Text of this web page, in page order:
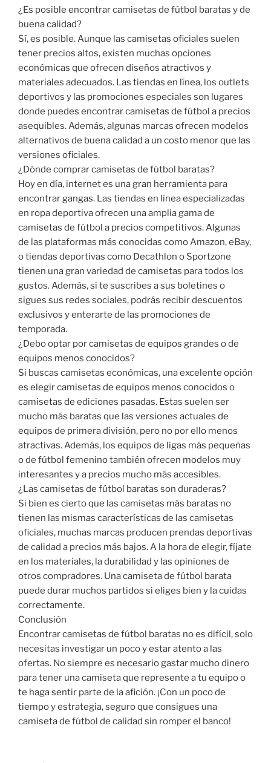
¿Es posible encontrar camisetas de fútbol baratas y de
buena calidad?
Sí, es posible. Aunque las camisetas oficiales suelen
tener precios altos, existen muchas opciones
económicas que ofrecen diseños atractivos y
materiales adecuados. Las tiendas en línea, los outlets
deportivos y las promociones especiales son lugares
donde puedes encontrar camisetas de fútbol a precios
asequibles. Además, algunas marcas ofrecen modelos
alternativos de buena calidad a un costo menor que las
versiones oficiales.
¿Dónde comprar camisetas de fútbol baratas?
Hoy en día, internet es una gran herramienta para
encontrar gangas. Las tiendas en línea especializadas
en ropa deportiva ofrecen una amplia gama de
camisetas de fútbol a precios competitivos. Algunas
de las plataformas más conocidas como Amazon, eBay,
o tiendas deportivas como Decathlon o Sportzone
tienen una gran variedad de camisetas para todos los
gustos. Además, si te suscribes a sus boletines o
sigues sus redes sociales, podrás recibir descuentos
exclusivos y enterarte de las promociones de
temporada.
¿Debo optar por camisetas de equipos grandes o de
equipos menos conocidos?
Si buscas camisetas económicas, una excelente opción
es elegir camisetas de equipos menos conocidos o
camisetas de ediciones pasadas. Estas suelen ser
mucho más baratas que las versiones actuales de
equipos de primera división, pero no por ello menos
atractivas. Además, los equipos de ligas más pequeñas
o de fútbol femenino también ofrecen modelos muy
interesantes y a precios mucho más accesibles.
¿Las camisetas de fútbol baratas son duraderas?
Si bien es cierto que las camisetas más baratas no
tienen las mismas características de las camisetas
oficiales, muchas marcas producen prendas deportivas
de calidad a precios más bajos. A la hora de elegir, fíjate
en los materiales, la durabilidad y las opiniones de
otros compradores. Una camiseta de fútbol barata
puede durar muchos partidos si eliges bien y la cuidas
correctamente.
Conclusión
Encontrar camisetas de fútbol baratas no es difícil, solo
necesitas investigar un poco y estar atento a las
ofertas. No siempre es necesario gastar mucho dinero
para tener una camiseta que represente a tu equipo o
te haga sentir parte de la afición. ¡Con un poco de
tiempo y estrategia, seguro que consigues una
camiseta de fútbol de calidad sin romper el banco!